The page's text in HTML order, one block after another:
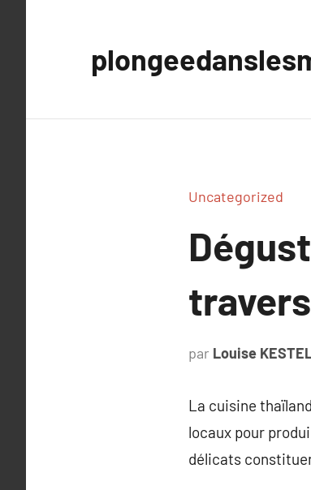
Uncategorized
par Louise
La cuisine
locaux pour
délicats